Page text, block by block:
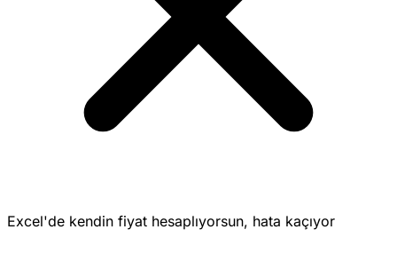
Excel'de kendin fiyat hesaplıyorsun, hata kaçıyor